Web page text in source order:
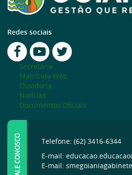
Redes sociais
Secretaria
Matrícula Web
Ouvidoria
Notícias
Documentos Oficiais
FALE CONOSCO
Telefone: (62) 3416-6344
E-mail:
E-mail: